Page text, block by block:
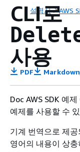
설명서 AWS
CLI로
사용
PDF Markdown
Doc AWS SDK 예
예제를 사용할 수
기계 번역으로 제
영어의 내용이 상